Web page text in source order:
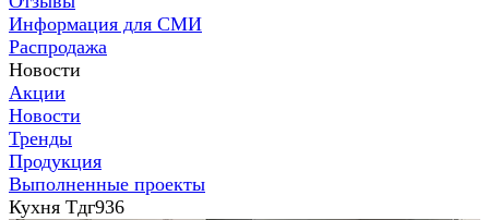
Информация для СМИ
Распродажа
Новости
Акции
Новости
Тренды
Продукция
Выполненные проекты
Кухня Тдг936